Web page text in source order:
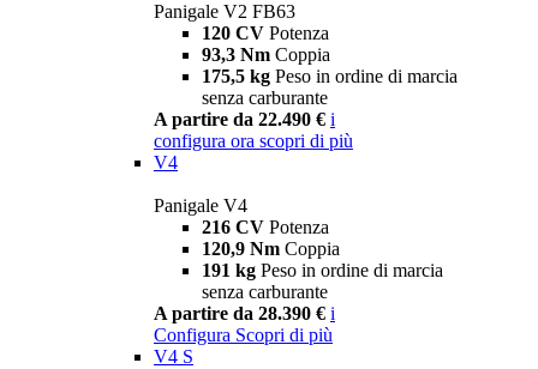
Panigale V2 FB63
120 CV Potenza
93,3 Nm Coppia
175,5 kg Peso in ordine di marcia
senza carburante
A partire da 22.490 € i
configura ora scopri di più
V4
Panigale V4
216 CV Potenza
120,9 Nm Coppia
191 kg Peso in ordine di marcia
senza carburante
A partire da 28.390 € i
Configura Scopri di più
V4 S